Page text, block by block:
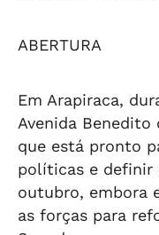
ABERTURA
Em Arapiraca,
Avenida
que está pronto
políticas e definir
outubro, embora
as forças para